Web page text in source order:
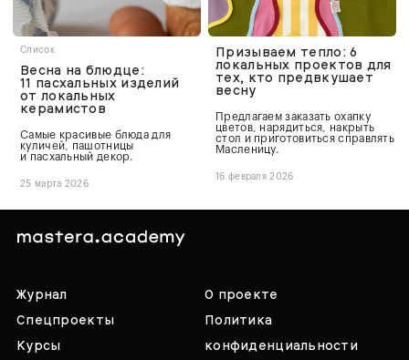
Список
Весна на блюдце:
11 пасхальных изделий
от локальных
керамистов
Самые красивые блюда для
куличей, пашотницы
и пасхальный декор.
25 марта 2026
Призываем тепло: 6
локальных проектов для
тех, кто предвкушает
весну
Предлагаем заказать охапку
цветов, нарядиться, накрыть
стол и приготовиться справлять
Масленицу.
16 февраля 2026
Журнал
Спецпроекты
Курсы
О проекте
Политика
конфиденциальности